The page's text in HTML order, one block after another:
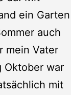
ein Garten
auch
mein Vater
Oktober war
mit